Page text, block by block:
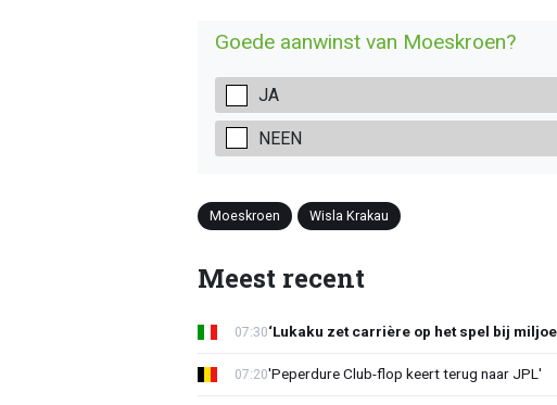
Goede aanwinst van Moeskroen?
JA
NEEN
Moeskroen Wisla Krakau
Meest recent
‘Lukaku zet carrière op het spel bij
07:30
'Peperdure Club-flop keert terug naar JPL'
07:20